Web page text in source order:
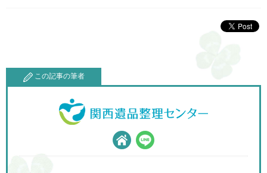
この記事の筆者